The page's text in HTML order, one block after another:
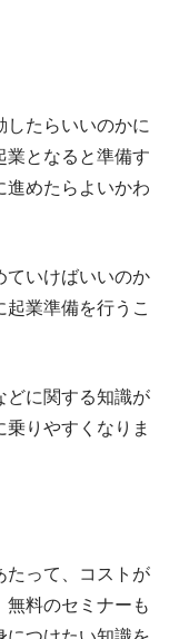
したらいいのかに
業となると準備す
進めたらよいかわ
ていけばいいのか
業準備を行うこ
どに関する知識が
りやすくなりま
たって、コストが
無料のセミナーも